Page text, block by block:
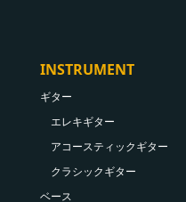
INSTRUMENT
ギター
エレキギター
アコースティックギター
クラシックギター
ベース